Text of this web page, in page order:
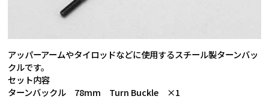
アッパーアームやタイロッドなどに使用するスチール製ターンバッ
クルです。
セット内容
ターンバックル 78mm Turn Buckle ×1